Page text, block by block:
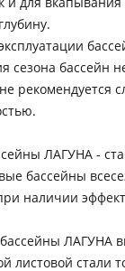
сезона бассейн
рекомендуется
ЛАГУНА -
бассейны
наличии
бассейны ЛАГУНА
листовой стали